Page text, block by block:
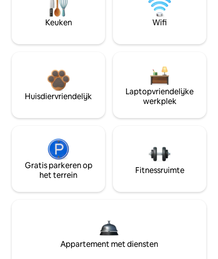
Keuken Wifi
Huisdiervriendelijk
Laptopvriendelijke
werkplek
Gratis parkeren op
het terrein
Fitnessruimte
Appartement met diensten